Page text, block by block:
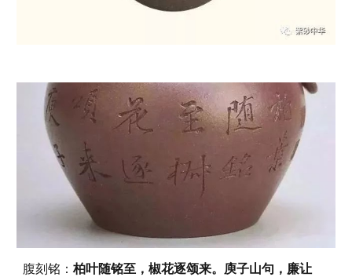
腹刻铭：柏叶随铭至，椒花逐颂来。庾子山句，廉让